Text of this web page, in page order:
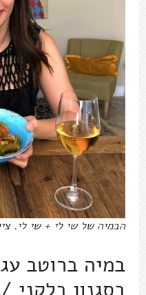
הבמיה של שי לי + שי לי.
במיה ברוטב